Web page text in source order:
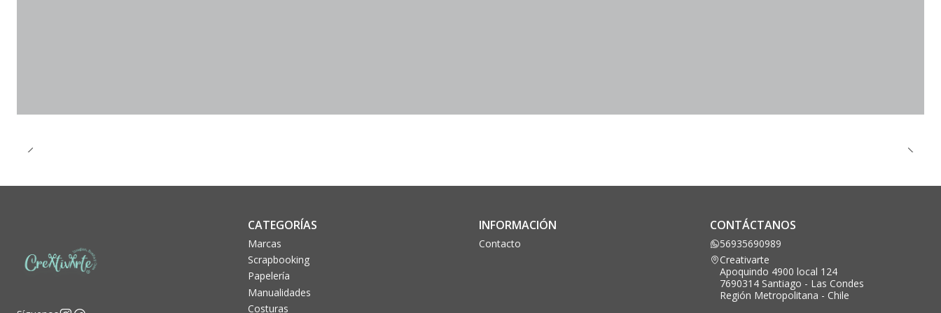
CATEGORÍAS
Marcas
Scrapbooking
Papelería
Manualidades
Costuras
INFORMACIÓN
Contacto
CONTÁCTANOS
56935690989
Creativarte
Apoquindo 4900 local 124
7690314 Santiago - Las Condes
Región Metropolitana - Chile